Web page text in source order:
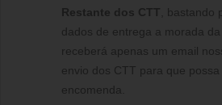
Restante dos CTT , bastando
dados de entrega a morada
receberá apenas um email
envio dos CTT para que
encomenda.